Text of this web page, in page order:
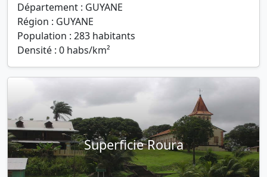
Département : GUYANE
Région : GUYANE
Population : 283 habitants
Densité : 0 habs/km²
Superficie Roura